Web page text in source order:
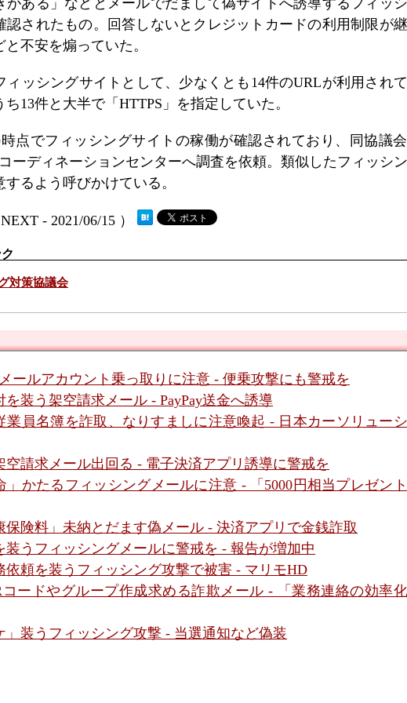
がある」などとメールでだまして偽サイトへ誘導するフィッ
認されたもの。回答しないとクレジットカードの利用制限が
と不安を煽っていた。
ィッシングサイトとして、少なくとも14件のURLが利用され
ち13件と大半で「HTTPS」を指定していた。
点でフィッシングサイトの稼働が確認されており、同協議
コーディネーションセンターへ調査を依頼。類似したフィッシ
るよう呼びかけている。
NEXT - 2021/06/15 ）
対策協議会
ールアカウント乗っ取りに注意 - 便乗攻撃にも警戒を
を装う架空請求メール - PayPay送金へ誘導
業員名簿を詐取、なりすましに注意喚起 - 日本カーソリュー
空請求メール出回る - 電子決済アプリ誘導に警戒を
」かたるフィッシングメールに注意 - 「5000円相当プレゼント
保険料」未納とだます偽メール - 決済アプリで金銭詐取
装うフィッシングメールに警戒を - 報告が増加中
依頼を装うフィッシング攻撃で被害 - マリモHD
ードやグループ作成求める詐欺メール - 「業務連絡の効率化
」装うフィッシング攻撃 - 当選通知など偽装